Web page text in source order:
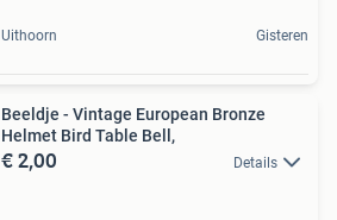
Uithoorn Gisteren
Beeldje - Vintage European Bronze
Helmet Bird Table Bell,
€ 2,00 Details